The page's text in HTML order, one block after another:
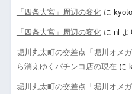
「四条大宮」周辺の変化に
「四条大宮」周辺の変化に nl よ
堀川丸太町の交差点「堀川オメ
ら消えゆくパチンコ店の現在 に
堀川丸太町の交差点「堀川オメ